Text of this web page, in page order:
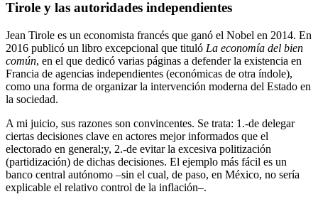
Tirole y las autoridades independientes
Jean Tirole es un economista francés que ganó el Nobel en 2014. En
2016 publicó un libro excepcional que tituló La economía del bien
común, en el que dedicó varias páginas a defender la existencia en
Francia de agencias independientes (económicas de otra índole),
como una forma de organizar la intervención moderna del Estado en
la sociedad.
A mi juicio, sus razones son convincentes. Se trata: 1.-de delegar
ciertas decisiones clave en actores mejor informados que el
electorado en general;y, 2.-de evitar la excesiva politización
(partidización) de dichas decisiones. El ejemplo más fácil es un
banco central autónomo –sin el cual, de paso, en México, no sería
explicable el relativo control de la inflación–.